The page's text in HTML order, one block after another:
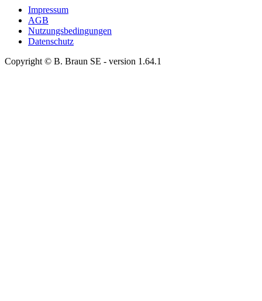
Impressum
AGB
Nutzungsbedingungen
Datenschutz
Copyright © B. Braun SE - version 1.64.1